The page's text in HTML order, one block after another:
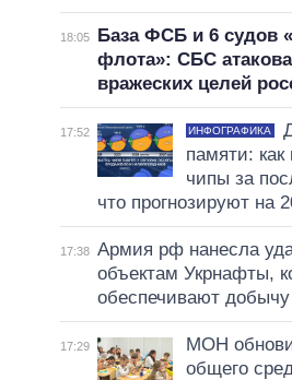
18:05
База ФСБ и 6 судов
флота»: СБС
вражеских целей
17:52 ИНФОГРАФИКА
памяти:
чипы за
что прогнозируют на
17:38 Армия рф нанесла
объектам Укрнафты,
обеспечивают
17:29
МОН
общего